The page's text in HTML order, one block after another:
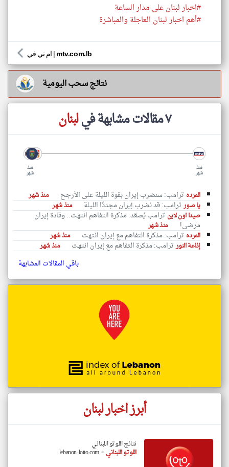
#اخبار لبنان على مدار الساعة
#أهم اخبار لبنان العاجلة والمباشرة
ام تي في | mtv.com.lb
نتائج سحب اليومية
٧ مقالات مشابهة في لبنان
منذ
شهر
منذ
شهر
المرده ترامب: سنضرب إيران بقوة الليلة على الأرجح
منذ شهر
يا صور ترامب: قد نضرب إيران مجددًا الليلة
منذ شهر
صيدا اون لاين ترامب يُصعّد: مذكرة التفاهم انتهت.. وقادة إيران
مرضى!
منذ شهر
المرده ترامب: مذكرة التفاهم مع إيران انتهت
منذ شهر
إذاعة النور ترامب: مذكرة التفاهم مع إيران انتهت منذ شهر
باقي المقالات المشابهة
أبرز اخبار لبنان
نتائج اللوتو اللبناني
اللوتو اللبناني -
lebanon-lotto.com